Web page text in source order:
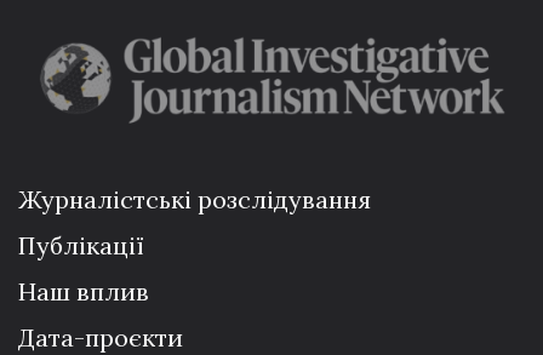
Журналістські розслідування
Публікації
Наш вплив
Дата-проєкти